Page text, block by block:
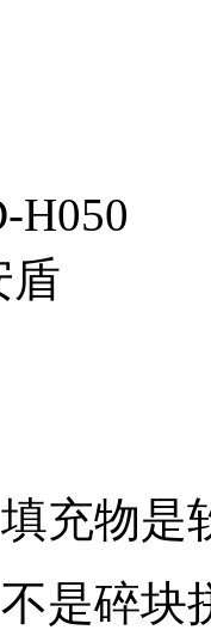
H050
盾
充物是
是碎块